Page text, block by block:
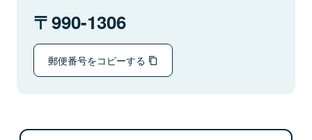
990-1306
郵便番号をコピーする